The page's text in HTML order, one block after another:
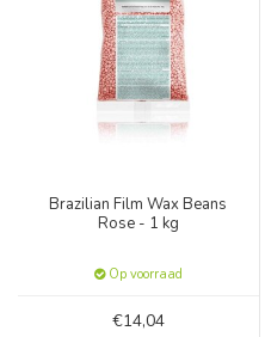
Brazilian Film Wax Beans
Rose - 1 kg
Op voorraad
€14,04